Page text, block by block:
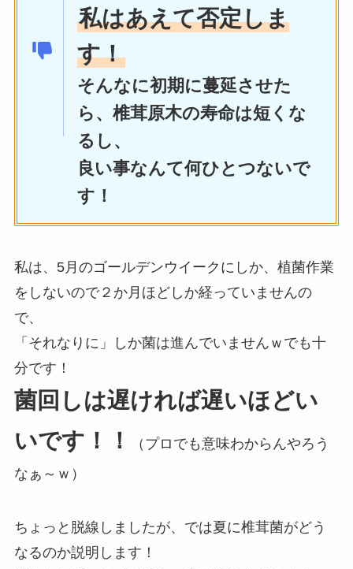
私はあえて否定しま
す！
そんなに初期に蔓延させた
ら、椎茸原木の寿命は短くな
るし、
良い事なんて何ひとつないで
す！
私は、5月のゴールデンウイークにしか、植菌作業
をしないので２か月ほどしか経っていませんの
で、
「それなりに」しか菌は進んでいませんｗでも十
分です！
菌回しは遅ければ遅いほどい
いです！！
（プロでも意味わからんやろう
なぁ～ｗ）
ちょっと脱線しましたが、では夏に椎茸菌がどう
なるのか説明します！